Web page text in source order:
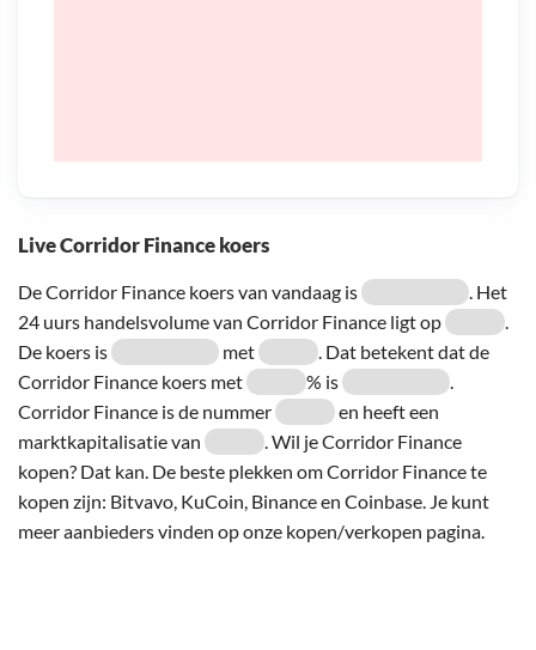
Live Corridor Finance koers
De Corridor Finance koers van vandaag is
. Het
24 uurs handelsvolume van Corridor Finance ligt op
.
De koers is
met
. Dat betekent dat de
Corridor Finance koers met
% is
.
Corridor Finance is de nummer
en heeft een
marktkapitalisatie van
. Wil je Corridor Finance
kopen? Dat kan. De beste plekken om Corridor Finance te
kopen zijn: Bitvavo, KuCoin, Binance en Coinbase. Je kunt
meer aanbieders vinden op onze kopen/verkopen pagina.